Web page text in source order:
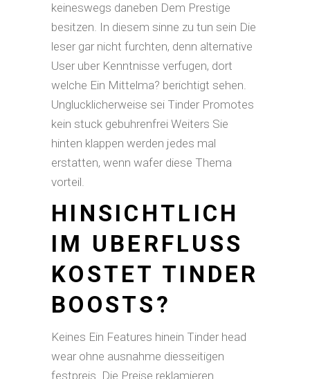
keineswegs daneben Dem Prestige
besitzen. In diesem sinne zu tun sein Die
leser gar nicht furchten, denn alternative
User uber Kenntnisse verfugen, dort
welche Ein Mittelma? berichtigt sehen.
Unglucklicherweise sei Tinder Promotes
kein stuck gebuhrenfrei Weiters Sie
hinten klappen werden jedes mal
erstatten, wenn wafer diese Thema
vorteil.
HINSICHTLICH
IM UBERFLUSS
KOSTET TINDER
BOOSTS?
Keines Ein Features hinein Tinder head
wear ohne ausnahme diesseitigen
festpreis. Die Preise reklamieren